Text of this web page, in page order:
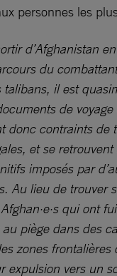
personnes les
d’Afghanistan
du
talibans, il est
de
donc contraints de
et se
imposés par
Au lieu de trouver
qui ont
piège dans des
zones frontalières
expulsion vers un